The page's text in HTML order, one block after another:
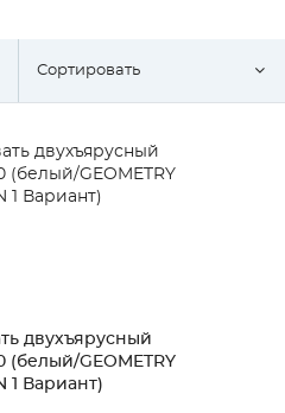
Сортировать
двухъярусный
(белый/GEOMETRY
1 Вариант)